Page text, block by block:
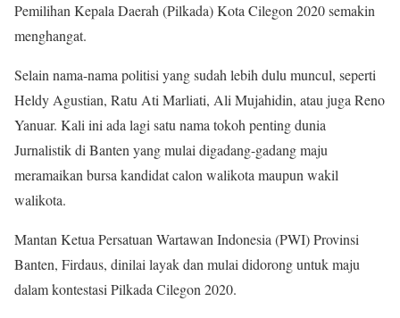
Pemilihan Kepala Daerah (Pilkada) Kota Cilegon 2020 semakin
menghangat.
Selain nama-nama politisi yang sudah lebih dulu muncul, seperti
Heldy Agustian, Ratu Ati Marliati, Ali Mujahidin, atau juga Reno
Yanuar. Kali ini ada lagi satu nama tokoh penting dunia
Jurnalistik di Banten yang mulai digadang-gadang maju
meramaikan bursa kandidat calon walikota maupun wakil
walikota.
Mantan Ketua Persatuan Wartawan Indonesia (PWI) Provinsi
Banten, Firdaus, dinilai layak dan mulai didorong untuk maju
dalam kontestasi Pilkada Cilegon 2020.